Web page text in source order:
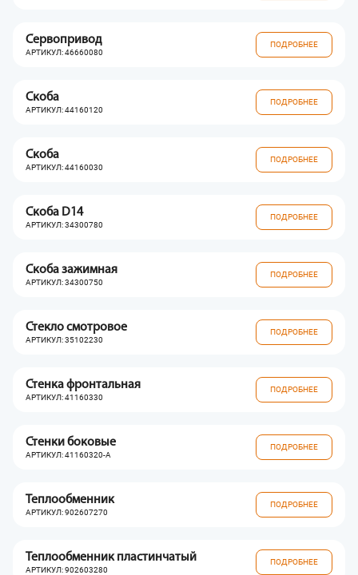
Сервопривод
АРТИКУЛ: 46660080
ПОДРОБНЕЕ
Скоба
АРТИКУЛ: 44160120
ПОДРОБНЕЕ
Скоба
АРТИКУЛ: 44160030
ПОДРОБНЕЕ
Скоба D14
АРТИКУЛ: 34300780
ПОДРОБНЕЕ
Скоба зажимная
АРТИКУЛ: 34300750
ПОДРОБНЕЕ
Стекло смотровое
АРТИКУЛ: 35102230
ПОДРОБНЕЕ
Стенка фронтальная
АРТИКУЛ: 41160330
ПОДРОБНЕЕ
Стенки боковые
АРТИКУЛ: 41160320-A
ПОДРОБНЕЕ
Теплообменник
АРТИКУЛ: 902607270
ПОДРОБНЕЕ
Теплообменник пластинчатый
АРТИКУЛ: 902603280
ПОДРОБНЕЕ